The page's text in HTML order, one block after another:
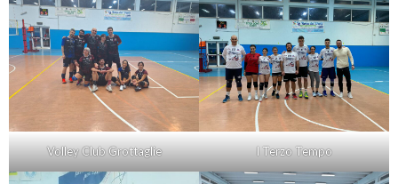
Volley Club Grottaglie I Terzo Tempo